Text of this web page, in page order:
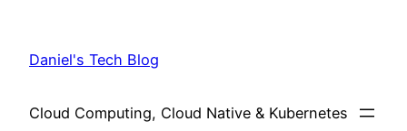
content
Daniel's Tech Blog
Cloud Computing, Cloud Native & Kubernetes